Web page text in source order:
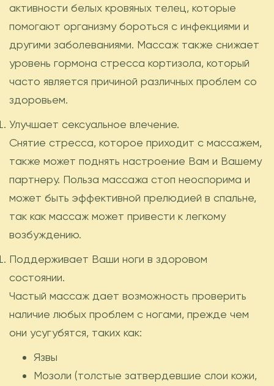
активности белых кровяных телец, которые
помогают организму бороться с инфекциями и
другими заболеваниями. Массаж также снижает
уровень гормона стресса кортизола, который
часто является причиной различных проблем со
здоровьем.
Улучшает сексуальное влечение.
Снятие стресса, которое приходит с массажем,
также может поднять настроение Вам и Вашему
партнеру. Польза массажа стоп неоспорима и
может быть эффективной прелюдией в спальне,
так как массаж может привести к легкому
возбуждению.
Поддерживает Ваши ноги в здоровом
состоянии.
Частый массаж дает возможность проверить
наличие любых проблем с ногами, прежде чем
они усугубятся, таких как:
Язвы
Мозоли (толстые затвердевшие слои кожи,